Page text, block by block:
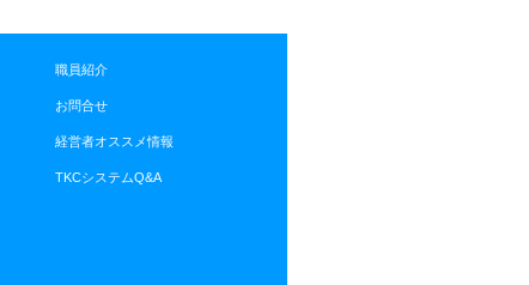
職員紹介
お問合せ
経営者オススメ情報
TKCシステムQ&A